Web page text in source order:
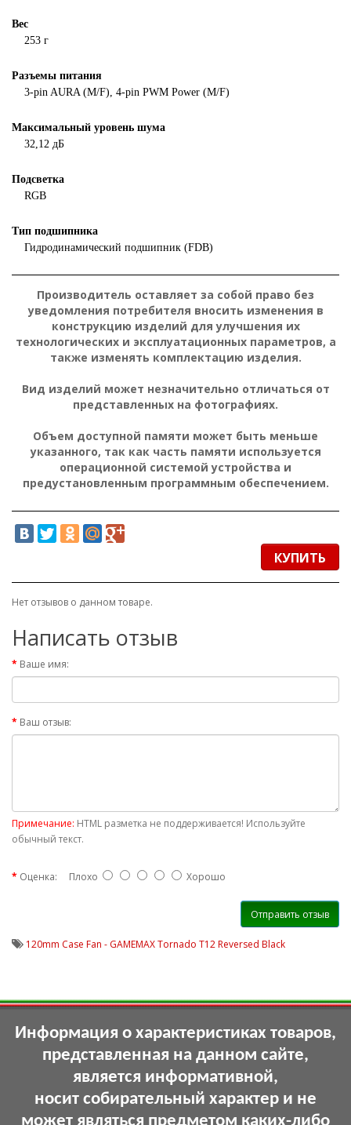
Вес
253 г
Разъемы питания
3-pin AURA (M/F), 4-pin PWM Power (M/F)
Максимальный уровень шума
32,12 дБ
Подсветка
RGB
Тип подшипника
Гидродинамический подшипник (FDB)
Производитель оставляет за собой право без
уведомления потребителя вносить изменения в
конструкцию изделий для улучшения их
технологических и эксплуатационных параметров, а
также изменять комплектацию изделия.
Вид изделий может незначительно отличаться от
представленных на фотографиях.
Объем доступной памяти может быть меньше
указанного, так как часть памяти используется
операционной системой устройства и
предустановленным программным обеспечением.
КУПИТЬ
Нет отзывов о данном товаре.
Написать отзыв
Ваше имя:
Ваш отзыв:
Примечание: HTML разметка не поддерживается! Используйте
обычный текст.
Оценка: Плохо Хорошо
Отправить отзыв
120mm Case Fan - GAMEMAX Tornado T12 Reversed Black
Информация о характеристиках товаров,
представленная на данном сайте,
является информативной,
носит собирательный характер и не